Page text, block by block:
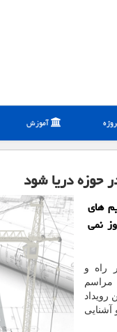
آموزش
حوزه دریا شود
های
نمی
راه و
مراسم
رویداد
آشنایی